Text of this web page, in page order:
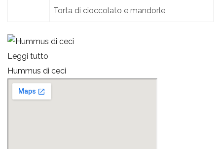
Torta di cioccolato e mandorle
Leggi tutto
Hummus di ceci